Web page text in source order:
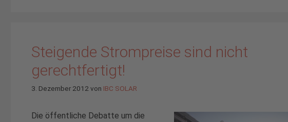
Steigende Strompreise sind nicht
gerechtfertigt!
3. Dezember 2012 von IBC SOLAR
Die öffentliche Debatte um die